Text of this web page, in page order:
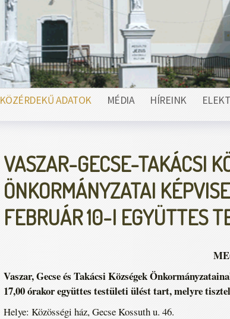
KÖZÉRDEKŰ ADATOK MÉDIA HÍREINK
VASZAR-GECSE-TAKÁCSI
ÖNKORMÁNYZATAI
FEBRUÁR 10-I EGYÜTTES
Vaszar, Gecse és Takácsi Községek
17,00 órakor együttes testületi ülést tart, melyre
Helye: Közösségi ház, Gecse Kossuth u. 46.